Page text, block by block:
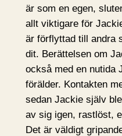
är som en egen,
allt viktigare för
är förflyttad till andra
dit. Berättelsen om
också med en nutida
förälder. Kontakten
sedan Jackie själv
av sig igen, rastlöst,
Det är väldigt